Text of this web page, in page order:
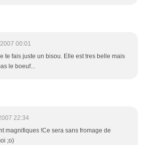
00:01
te fais juste un bisou. Elle est tres belle mais
le boeuf...
22:34
magnifiques !Ce sera sans fromage de
;o)